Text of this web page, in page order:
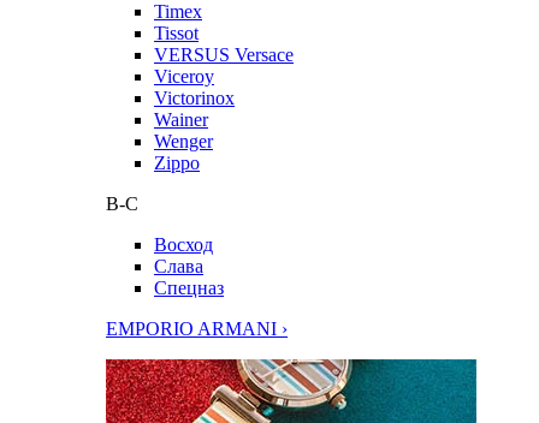
Timex
Tissot
VERSUS Versace
Viceroy
Victorinox
Wainer
Wenger
Zippo
В-С
Восход
Слава
Спецназ
EMPORIO ARMANI ›